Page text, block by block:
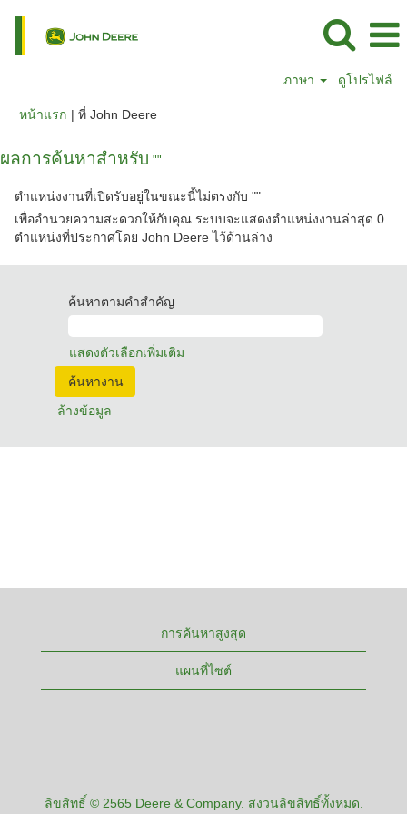
ภาษา ดูโปรไฟล์
หน้าแรก | ที่ John Deere(หน้า
ผลการค้นหาสำหรับ "".
ตำแหน่งงานที่เปิดรับอยู่ในขณะนี้ไม่ตรงกับ ""
เพื่ออำนวยความสะดวกให้กับคุณ ระบบจะแสดงตำแหน่งงานล่าสุด 0
ตำแหน่งที่ประกาศโดย John Deere ไว้ด้านล่าง
ค้นหาตามคำสำคัญ
แสดงตัวเลือกเพิ่มเติม
ล้างข้อมูล
การค้นหาสูงสุด
แผนที่ไซต์
ลิขสิทธิ์ © 2565 Deere & Company. สงวนลิขสิทธิ์ทั้งหมด.